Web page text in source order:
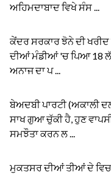
ਅਹਿਮਦਾਬਾਦ ਵਿਖੇ ਸੰਸ ...
ਕੇਂਦਰ ਸਰਕਾਰ ਝੋਨੇ ਦੀ ਖਰੀਦ
ਦੀਆਂ ਮੰਡੀਆਂ 'ਚ ਪਿਆ 18
ਅਨਾਜ ਦਾ ਪ ...
ਬੇਅਦਬੀ ਪਾਰਟੀ (ਅਕਾਲੀ
ਸਾਖ ਗੁਆ ਚੁੱਕੀ ਹੈ, ਹੁਣ
ਸਮਝੌਤਾ ਕਰਨ ਲ ...
ਮੁਕਤਸਰ ਦੀਆਂ ਤੀਆਂ ਦੇ